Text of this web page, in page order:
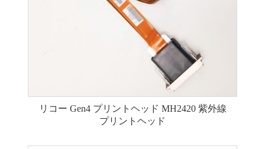
リコー Gen4 プリントヘッド MH2420 紫外線
プリントヘッド